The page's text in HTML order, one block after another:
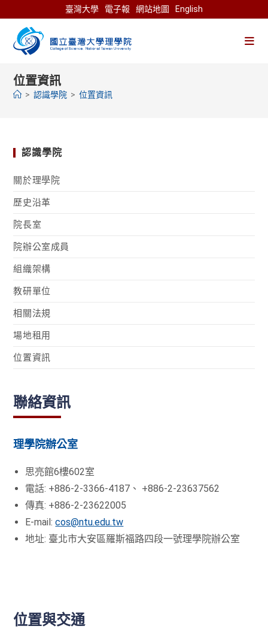
to
content
臺灣大學 電子報 網站地圖 English
位置資訊
> 認識學院 > 位置資訊
認識學院
關於理學院
歷史沿革
院長室
院辦公室成員
組織架構
教研單位
相關法規
場地租用
位置資訊
聯絡資訊
理學院辦公室
思亮館6樓602室
電話: +886-2-3366-4187、 +886-2-23637562
傳真: +886-2-23622005
E-mail:cos@ntu.edu.tw
地址: 臺北市大安區羅斯福路四段一號理學院辦公室
位置與交通